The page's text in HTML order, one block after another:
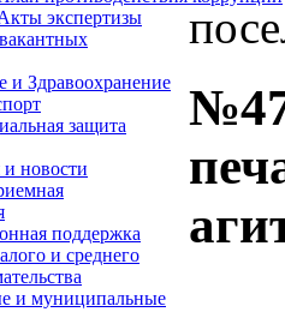
экспертизы
и Здравоохранение
защита
новости
поддержка
и среднего
и муниципальные